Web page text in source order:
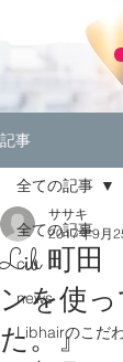
記事
全ての記事
cut
news
Libhairのこだ
全ての記事
Lib 町田
ンを使
た。』
ササキ
2017年9月